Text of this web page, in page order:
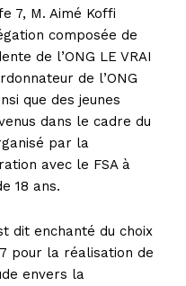
7, M. Aimé Koffi
composée de
de l’ONG LE VRAI
de l’ONG
que des jeunes
dans le cadre du
par la
avec le FSA à
18 ans.
dit enchanté du choix
pour la réalisation de
envers la